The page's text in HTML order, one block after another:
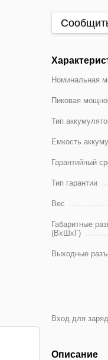
Номинальная
Пиковая
Тип
Емкость
Гарантийный
Тип гарантии
Вес
Габаритные
(ВхШхГ)
Выходные
Вход для
Описание